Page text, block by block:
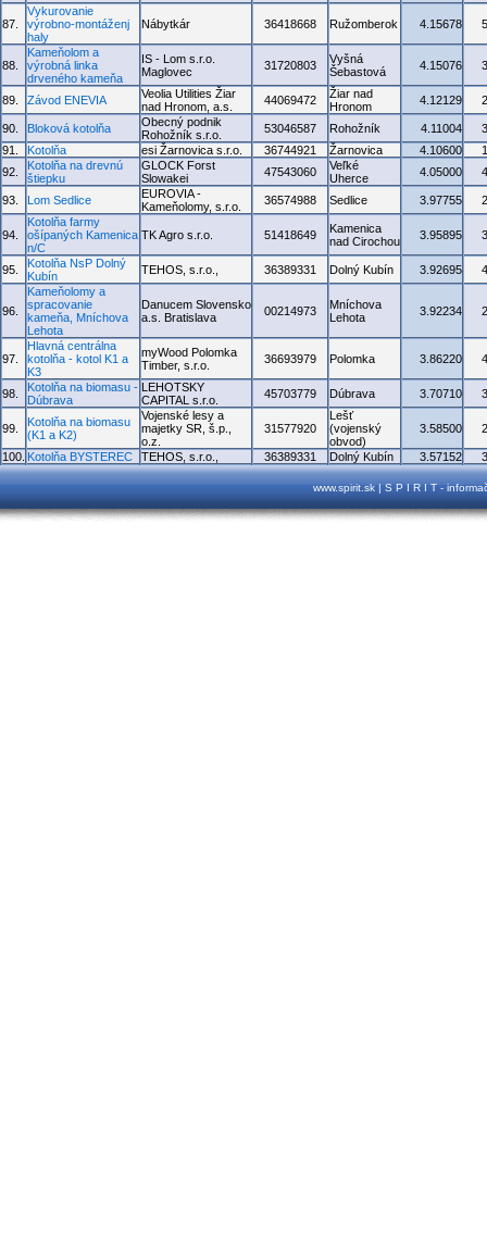
87.
Vykurovanie
výrobno-montáženj
haly
Nábytkár 36418668 Ružomberok 4.15678
88.
Kameňolom a
výrobná linka
drveného kameňa
IS - Lom s.r.o.
Maglovec
31720803
Vyšná
Šebastová
4.15076
89. Závod ENEVIA
Veolia Utilities Žiar
nad Hronom, a.s.
44069472
Žiar nad
Hronom
4.12129
90. Bloková kotolňa
Obecný podnik
Rohožník s.r.o.
53046587 Rohožník 4.11004
91.
Kotolňa esi Žarnovica s.r.o. 36744921 Žarnovica 4.10600
92.
Kotolňa na drevnú
štiepku
GLOCK Forst
Slowakei
47543060
Veľké
Uherce
4.05000
93. Lom Sedlice
EUROVIA -
Kameňolomy, s.r.o.
36574988 Sedlice 3.97755
94.
Kotolňa farmy
ošípaných Kamenica
n/C
TK Agro s.r.o. 51418649
Kamenica
nad Cirochou
3.95895
95.
Kotolňa NsP Dolný
Kubín
TEHOS, s.r.o., 36389331 Dolný Kubín 3.92695
96.
Kameňolomy a
spracovanie
kameňa, Mníchova
Lehota
Danucem Slovensko
a.s. Bratislava
00214973
Mníchova
Lehota
3.92234
97.
Hlavná centrálna
kotolňa - kotol K1 a
K3
myWood Polomka
Timber, s.r.o.
36693979 Polomka 3.86220
98.
Kotolňa na biomasu -
Dúbrava
LEHOTSKY
CAPITAL s.r.o.
45703779 Dúbrava 3.70710
99.
Kotolňa na biomasu
(K1 a K2)
Vojenské lesy a
majetky SR, š.p.,
o.z.
31577920
Lešť
(vojenský
obvod)
3.58500
100. Kotolňa BYSTEREC TEHOS, s.r.o., 36389331 Dolný Kubín 3.57152
www.spirit.sk | S P I R I T -